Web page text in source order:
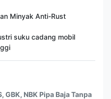
Minyak Anti-Rust
suku cadang mobil
GBK, NBK Pipa Baja Tanpa